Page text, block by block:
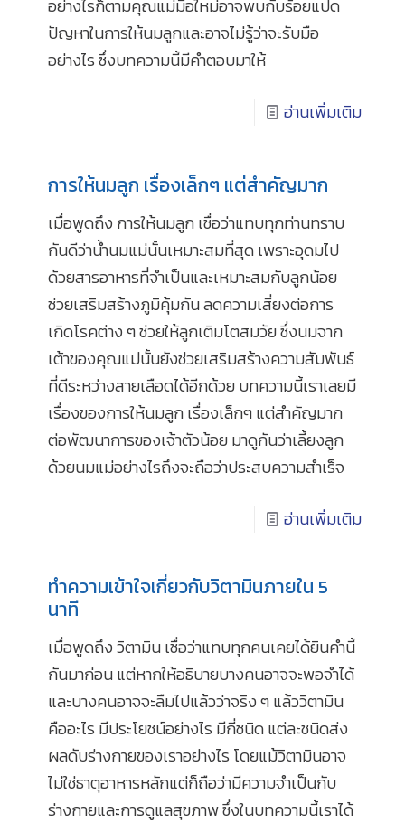
อย่างไรก็ตามคุณแม่มือใหม่อาจพบกับร้อยแปด
ปัญหาในการให้นมลูกและอาจไม่รู้ว่าจะรับมือ
อย่างไร ซึ่งบทความนี้มีคำตอบมาให้
อ่านเพิ่มเติม
การให้นมลูก เรื่องเล็กๆ แต่สำคัญมาก
เมื่อพูดถึง การให้นมลูก เชื่อว่าแทบทุกท่านทราบ
กันดีว่าน้ำนมแม่นั้นเหมาะสมที่สุด เพราะอุดมไป
ด้วยสารอาหารที่จำเป็นและเหมาะสมกับลูกน้อย
ช่วยเสริมสร้างภูมิคุ้มกัน ลดความเสี่ยงต่อการ
เกิดโรคต่าง ๆ ช่วยให้ลูกเติมโตสมวัย ซึ่งนมจาก
เต้าของคุณแม่นั้นยังช่วยเสริมสร้างความสัมพันธ์
ที่ดีระหว่างสายเลือดได้อีกด้วย บทความนี้เราเลยมี
เรื่องของการให้นมลูก เรื่องเล็กๆ แต่สำคัญมาก
ต่อพัฒนาการของเจ้าตัวน้อย มาดูกันว่าเลี้ยงลูก
ด้วยนมแม่อย่างไรถึงจะถือว่าประสบความสำเร็จ
อ่านเพิ่มเติม
ทำความเข้าใจเกี่ยวกับวิตามินภายใน 5
นาที
เมื่อพูดถึง วิตามิน เชื่อว่าแทบทุกคนเคยได้ยินคำนี้
กันมาก่อน แต่หากให้อธิบายบางคนอาจจะพอจำได้
และบางคนอาจจะลืมไปแล้วว่าจริง ๆ แล้ววิตามิน
คืออะไร มีประโยชน์อย่างไร มีกี่ชนิด แต่ละชนิดส่ง
ผลดับร่างกายของเราอย่างไร โดยแม้วิตามินอาจ
ไม่ใช่ธาตุอาหารหลักแต่ก็ถือว่ามีความจำเป็นกับ
ร่างกายและการดูแลสุขภาพ ซึ่งในบทความนี้เราได้